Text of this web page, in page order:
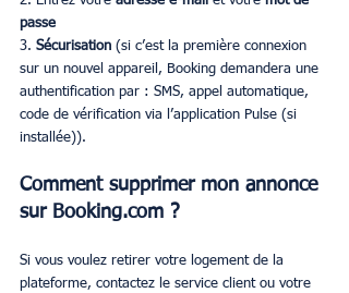
passe
3. Sécurisation (si c’est la première connexion
sur un nouvel appareil, Booking demandera une
authentification par : SMS, appel automatique,
code de vérification via l’application Pulse (si
installée)).
Comment supprimer mon annonce
sur Booking.com ?
Si vous voulez retirer votre logement de la
plateforme, contactez le service client ou votre